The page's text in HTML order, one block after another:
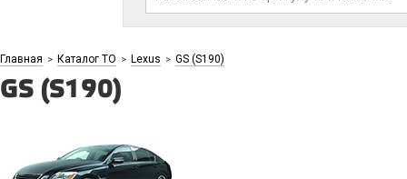
Главная > Каталог ТО > Lexus > GS (S190)
GS (S190)